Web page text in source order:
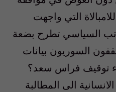
التي واجهت
السياسي تطرح بضعة
السوريون بيانات
توقيف فراس سعد؟
الى المطالبة